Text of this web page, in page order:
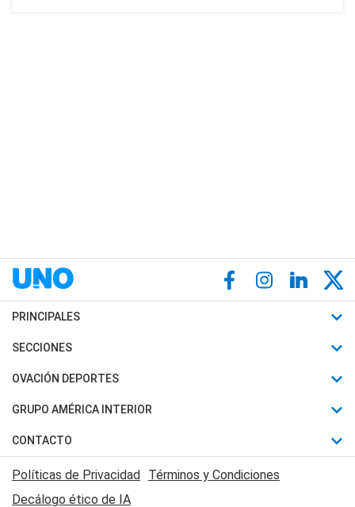
PRINCIPALES
Últimas Noticias
Política
Judiciales
Economia
SECCIONES
Horóscopo
Motores
Trucos caseros
Series y Películas
OVACIÓN DEPORTES
Fútbol
Mundial
Automovilismo
Rugby
GRUPO AMÉRICA INTERIOR
Canal 7 en Vivo
CONTACTO
Acerca de Nosotros
Contactanos
Políticas de Privacidad Términos y Condiciones
Decálogo ético de IA